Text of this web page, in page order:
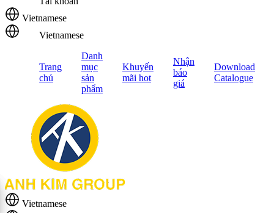
Vietnamese
Vietnamese
Trang
chủ
Danh
mục
sản
phẩm
Khuyến
mãi hot
Nhận
báo
giá
Download
Catalogue
Vietnamese